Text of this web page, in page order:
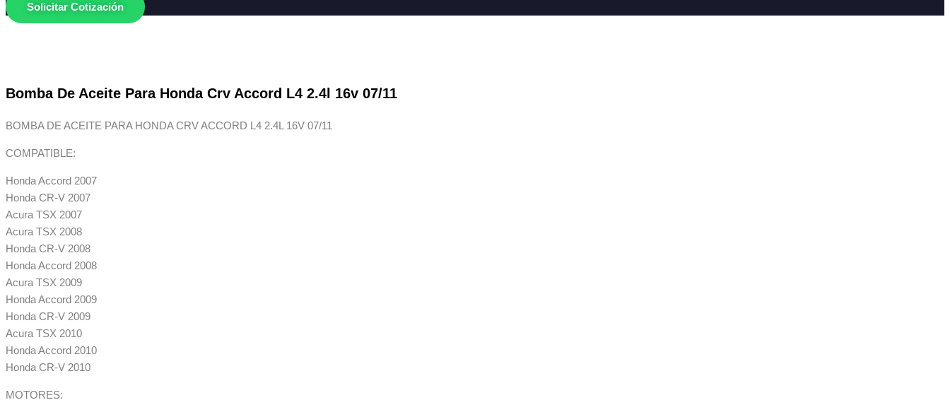
Solicitar Cotización
Bomba De Aceite Para Honda Crv Accord L4 2.4l 16v 07/11
BOMBA DE ACEITE PARA HONDA CRV ACCORD L4 2.4L 16V 07/11
COMPATIBLE:
Honda Accord 2007
Honda CR-V 2007
Acura TSX 2007
Acura TSX 2008
Honda CR-V 2008
Honda Accord 2008
Acura TSX 2009
Honda Accord 2009
Honda CR-V 2009
Acura TSX 2010
Honda Accord 2010
Honda CR-V 2010
MOTORES: